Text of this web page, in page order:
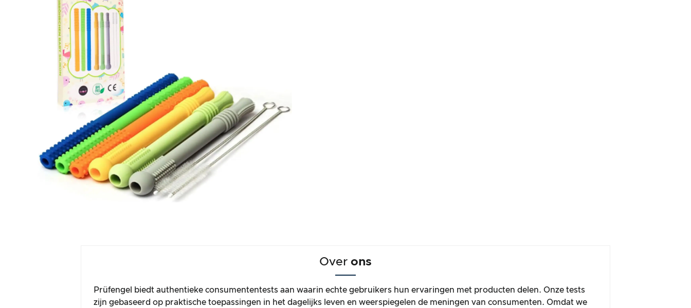
Over ons
Prüfengel biedt authentieke consumententests aan waarin echte gebruikers hun ervaringen met producten delen. Onze tests
zijn gebaseerd op praktische toepassingen in het dagelijks leven en weerspiegelen de meningen van consumenten. Omdat we